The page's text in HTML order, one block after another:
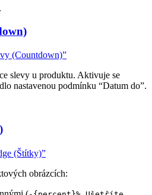
(Countdown)”
slevy u produktu. Aktivuje se
nastavenou podmínku “Datum do”.
(Štítky)”
obrázcích: